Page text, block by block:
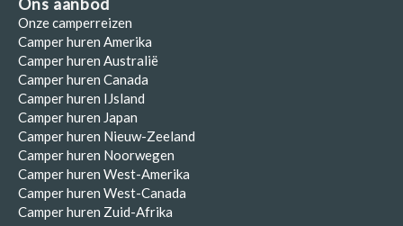
Onze camperreizen
Camper huren Amerika
Camper huren Australië
Camper huren Canada
Camper huren IJsland
Camper huren Japan
Camper huren Nieuw-Zeeland
Camper huren Noorwegen
Camper huren West-Amerika
Camper huren West-Canada
Camper huren Zuid-Afrika